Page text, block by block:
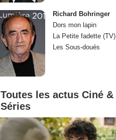
Richard Bohringer
Dors mon lapin
La Petite fadette (TV)
Les Sous-doués
Toutes les actus Ciné &
Séries